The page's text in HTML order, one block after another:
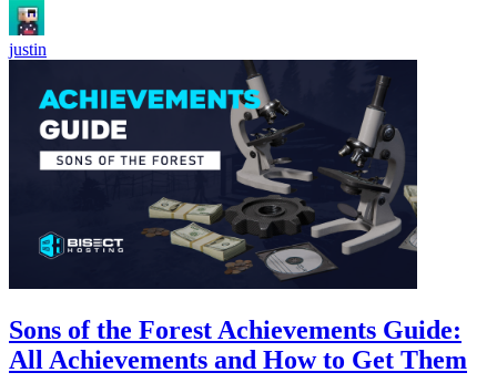
justin
Sons of the Forest Achievements Guide:
All Achievements and How to Get Them